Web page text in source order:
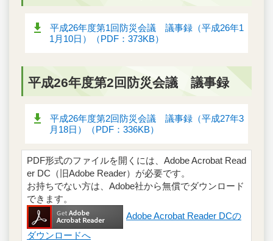
平成26年度第1回防災会議 議事録（平成26年1
1月10日）（PDF：373KB）
平成26年度第2回防災会議 議事録
平成26年度第2回防災会議 議事録（平成27年3
月18日）（PDF：336KB）
PDF形式のファイルを開くには、Adobe Acrobat Read
er DC（旧Adobe Reader）が必要です。
お持ちでない方は、Adobe社から無償でダウンロード
できます。
Adobe Acrobat Reader DCの
ダウンロードへ